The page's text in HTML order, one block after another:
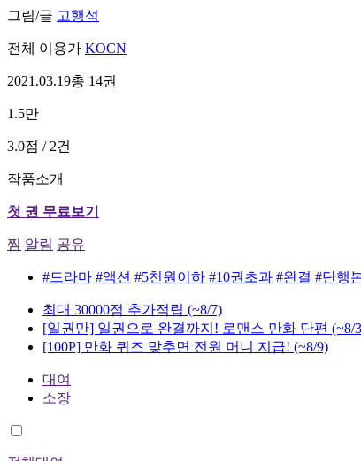
그림/글 고행석
전체 이용가 KOCN
2021.03.19총 14권
1.5만
3.0점 / 2건
작품소개
첫 권 무료보기
찜 알림 공유
#드라마 #액션 #5천원이하 #10권초과 #완결 #단행
최대 30000점 추가적립 (~8/7)
[일권만] 일권으로 완결까지! 로맨스 만화 단편 (~8/
[100P] 만화 퀴즈 맞추면 전원 머니 지급! (~8/9)
대여
소장